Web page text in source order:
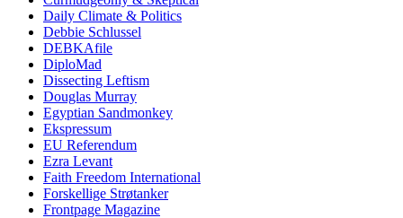
Daily Climate & Politics
Debbie Schlussel
DEBKAfile
DiploMad
Dissecting Leftism
Douglas Murray
Egyptian Sandmonkey
Ekspressum
EU Referendum
Ezra Levant
Faith Freedom International
Forskellige Strøtanker
Frontpage Magazine